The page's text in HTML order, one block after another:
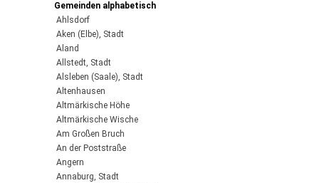
Gemeinden alphabetisch
Ahlsdorf
Aken (Elbe), Stadt
Aland
Allstedt, Stadt
Alsleben (Saale), Stadt
Altenhausen
Altmärkische Höhe
Altmärkische Wische
Am Großen Bruch
An der Poststraße
Angern
Annaburg, Stadt